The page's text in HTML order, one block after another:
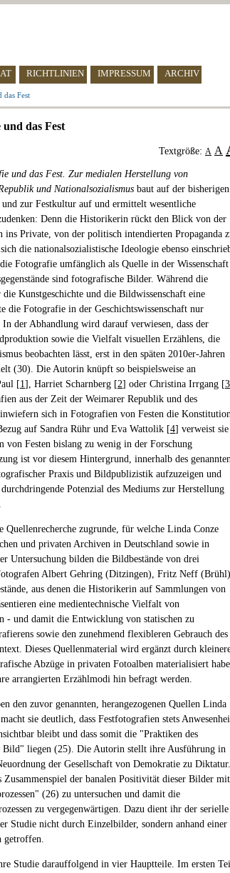
RICHTLINIEN IMPRESSUM ARCHIV
das Fest
das Fest
Textgröße: A A
und das Fest. Zur medialen Herstellung von
und Nationalsozialismus baut auf der bisherigen
zur Festkultur auf und ermittelt wesentliche
Denn die Historikerin rückt den Blick von der
Private, von der politisch intendierten Propaganda
die nationalsozialistische Ideologie ebenso
Fotografie umfänglich als Quelle in der Wissenschaft
sind fotografische Bilder. Während die
Kunstgeschichte und die Bildwissenschaft eine
die Fotografie in der Geschichtswissenschaft nur
der Abhandlung wird darauf verwiesen, dass der
sowie die Vielfalt visuellen Erzählens, die
beobachten lässt, erst in den späten 2010er-Jahren
(30). Die Autorin knüpft so beispielsweise an
[1], Harriet Scharnberg [2] oder Christina Irrgang [3
aus der Zeit der Weimarer Republik und des
sich in Fotografien von Festen die
auf Sandra Rühr und Eva Wattolik [4] verweist sie
von Festen bislang zu wenig in der Forschung
ist vor diesem Hintergrund, innerhalb des
Praxis und Bildpublizistik aufzuzeigen und
Potenzial des Mediums zur Herstellung
Quellenrecherche zugrunde, für welche Linda Conze
und privaten Archiven in Deutschland sowie in
Untersuchung bilden die Bildbestände von drei
Albert Gehring (Ditzingen), Fritz Neff
aus denen die Historikerin auf Sammlungen von
eine medientechnische Vielfalt von
- und damit die Entwicklung von statischen zu
sowie den zunehmend flexibleren Gebrauch des
Dieses Quellenmaterial wird ergänzt durch
Abzüge in privaten Fotoalben materialisiert
arrangierten Erzählmodi hin befragt werden.
den zuvor genannten, herangezogenen Quellen Linda
sie deutlich, dass Festfotografien stets
bleibt und dass somit die "Praktiken des
liegen (25). Die Autorin stellt ihre Ausführung in
der Gesellschaft von Demokratie zu Diktatur.
Zusammenspiel der banalen Positivität dieser Bilder mit
(26) zu untersuchen und damit die
zu vergegenwärtigen. Dazu dient ihr der serielle
Studie nicht durch Einzelbilder, sondern anhand einer
getroffen.
Studie darauffolgend in vier Hauptteile. Im ersten